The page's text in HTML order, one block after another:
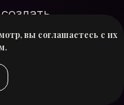
чтобы
причина
в наш
вы соглашаетесь с их